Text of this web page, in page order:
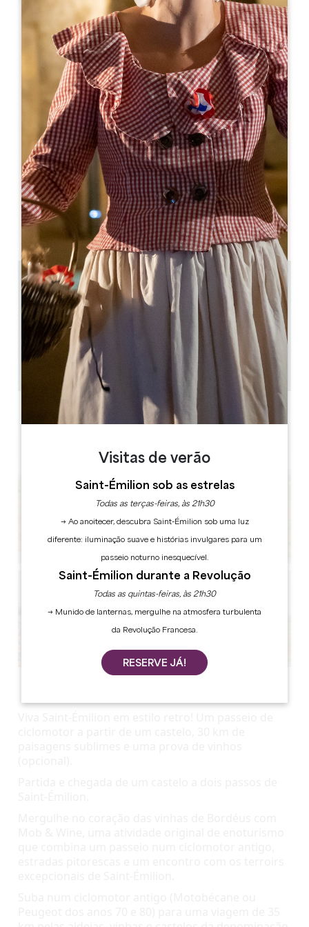
Mob & Wine
911 Route d'Orléans
33330 SAINT-EMILION
06 26 94 66 08
mobandwine@gmail.com
MÊS DE ABERTURA
J F M A M J J A S O N D
DIAS DE ABERTURA
S
AM
PM
T
AM
PM
Q
AM
PM
Q
AM
PM
S
AM
PM
S
AM
PM
D
AM
PM
3 km
24h/24
Départ à 9h, 11h, 14h, 17h
1h30
15
3 hora(s) antes do espetáculo
Copiar código GPS
Visitas de verão
Saint-Émilion sob as estrelas
Todas as terças-feiras, às 21h30
→ Ao anoitecer, descubra Saint-Émilion sob uma luz
diferente: iluminação suave e histórias invulgares para um
passeio noturno inesquecível.
Saint-Émilion durante a Revolução
Todas as quintas-feiras, às 21h30
→ Munido de lanternas, mergulhe na atmosfera turbulenta
da Revolução Francesa.
RESERVE JÁ!